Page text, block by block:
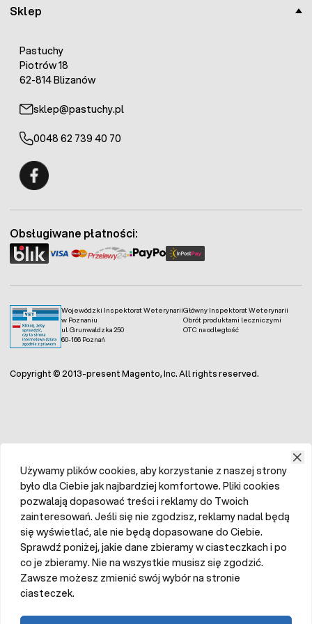
Sklep
Pastuchy
Piotrów 18
62-814 Blizanów
sklep@pastuchy.pl
0048 62 739 40 70
Wojewódzki Inspektorat Weterynarii
w Poznaniu
ul. Grunwaldzka 250
60-166 Poznań
Główny Inspektorat Weterynarii
Obrót produktami leczniczymi
OTC na odległość
Obsługiwane płatności:
Copyright © 2013-present Magento, Inc. All rights reserved.
Używamy plików cookies, aby korzystanie z naszej strony
było dla Ciebie jak najbardziej komfortowe. Pliki cookies
pozwalają dopasować treści i reklamy do Twoich
zainteresowań. Jeśli się nie zgodzisz, reklamy nadal będą
się wyświetlać, ale nie będą dopasowane do Ciebie.
Sprawdź poniżej, jakie dane zbieramy w ciasteczkach i po
co je zbieramy. Nie na wszystkie musisz się zgodzić.
Zawsze możesz zmienić swój wybór na stronie
ciasteczek.